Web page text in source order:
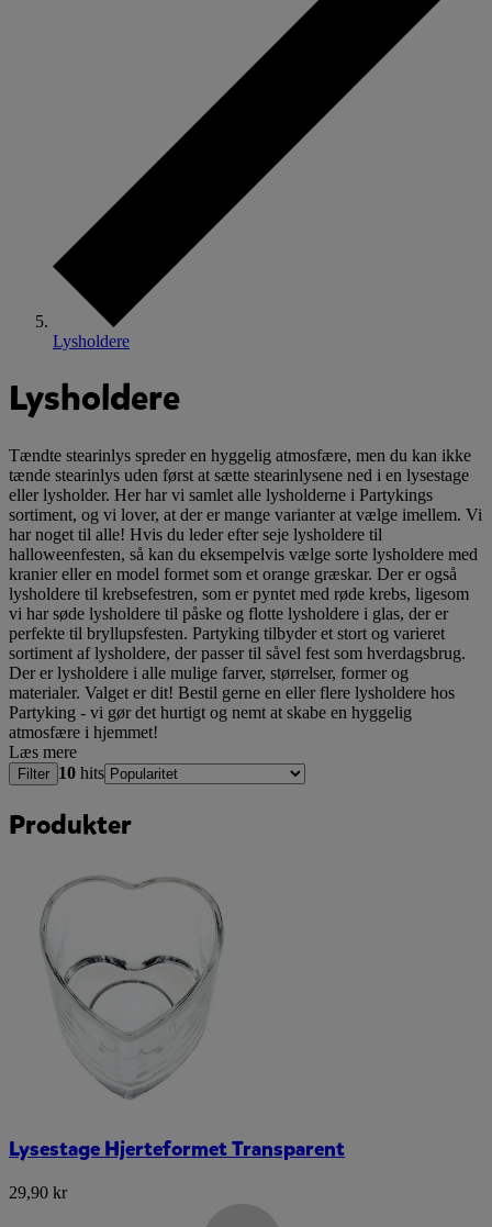
Lysholdere
Lysholdere
Tændte stearinlys spreder en hyggelig atmosfære, men du kan ikke
tænde stearinlys uden først at sætte stearinlysene ned i en lysestage
eller lysholder. Her har vi samlet alle lysholderne i Partykings
sortiment, og vi lover, at der er mange varianter at vælge imellem. Vi
har noget til alle! Hvis du leder efter seje lysholdere til
halloweenfesten, så kan du eksempelvis vælge sorte lysholdere med
kranier eller en model formet som et orange græskar. Der er også
lysholdere til krebsefestren, som er pyntet med røde krebs, ligesom
vi har søde lysholdere til påske og flotte lysholdere i glas, der er
perfekte til bryllupsfesten. Partyking tilbyder et stort og varieret
sortiment af lysholdere, der passer til såvel fest som hverdagsbrug.
Der er lysholdere i alle mulige farver, størrelser, former og
materialer. Valget er dit! Bestil gerne en eller flere lysholdere hos
Partyking - vi gør det hurtigt og nemt at skabe en hyggelig
atmosfære i hjemmet!
Læs mere
Filter 10 hits
Produkter
Lysestage Hjerteformet Transparent
29,90 kr